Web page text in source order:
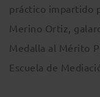
práctico impartido
Merino Ortiz,
Medalla al Mérito
Escuela de